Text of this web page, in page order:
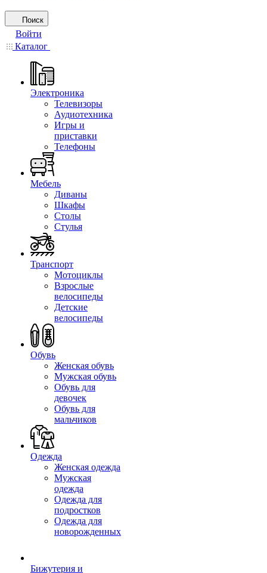
Поиск
Войти
Каталог
Электроника
Телевизоры
Аудиотехника
Игры и
приставки
Телефоны
Мебель
Диваны
Шкафы
Столы
Стулья
Транспорт
Мотоциклы
Взрослые
велосипеды
Детские
велосипеды
Обувь
Женская обувь
Мужская обувь
Обувь для
девочек
Обувь для
мальчиков
Одежда
Женская одежда
Мужская
одежда
Одежда для
подростков
Одежда для
новорожденных
Бижутерия и